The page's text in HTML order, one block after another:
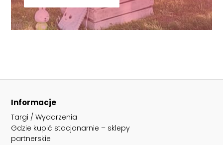
Informacje
Targi / Wydarzenia
Gdzie kupić stacjonarnie – sklepy
partnerskie